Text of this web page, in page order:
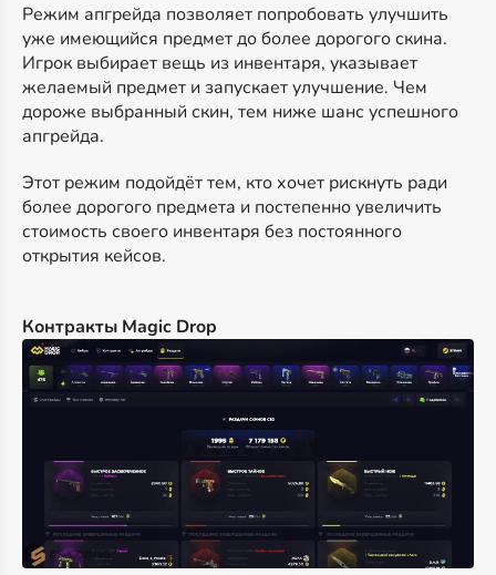
Режим апгрейда позволяет попробовать улучшить
уже имеющийся предмет до более дорогого скина.
Игрок выбирает вещь из инвентаря, указывает
желаемый предмет и запускает улучшение. Чем
дороже выбранный скин, тем ниже шанс успешного
апгрейда.
Этот режим подойдёт тем, кто хочет рискнуть ради
более дорогого предмета и постепенно увеличить
стоимость своего инвентаря без постоянного
открытия кейсов.
Контракты Magic Drop